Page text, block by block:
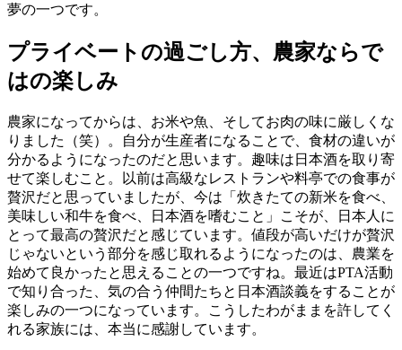
夢の一つです。
プライベートの過ごし方、農家ならで
はの楽しみ
農家になってからは、お米や魚、そしてお肉の味に厳しくな
りました（笑）。自分が生産者になることで、食材の違いが
分かるようになったのだと思います。趣味は日本酒を取り寄
せて楽しむこと。以前は高級なレストランや料亭での食事が
贅沢だと思っていましたが、今は「炊きたての新米を食べ、
美味しい和牛を食べ、日本酒を嗜むこと」こそが、日本人に
とって最高の贅沢だと感じています。値段が高いだけが贅沢
じゃないという部分を感じ取れるようになったのは、農業を
始めて良かったと思えることの一つですね。最近はPTA活動
で知り合った、気の合う仲間たちと日本酒談義をすることが
楽しみの一つになっています。こうしたわがままを許してく
れる家族には、本当に感謝しています。